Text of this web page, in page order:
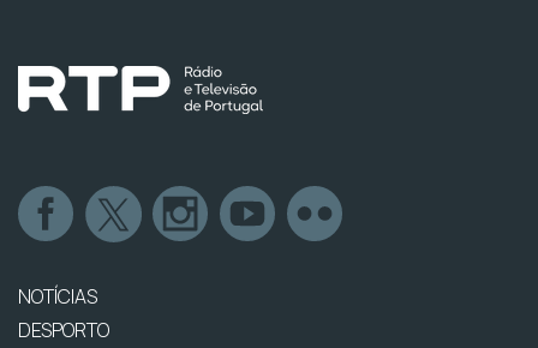
NOTÍCIAS
DESPORTO